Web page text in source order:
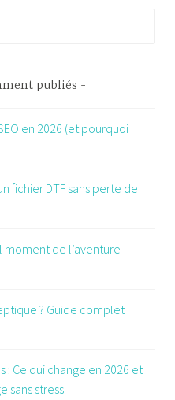
publiés
en 2026 (et pourquoi
fichier DTF sans perte de
moment de l’aventure
? Guide complet
Ce qui change en 2026 et
sans stress